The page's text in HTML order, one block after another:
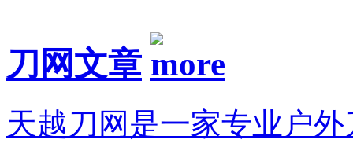
刀网文章
天越刀网是一家专业户